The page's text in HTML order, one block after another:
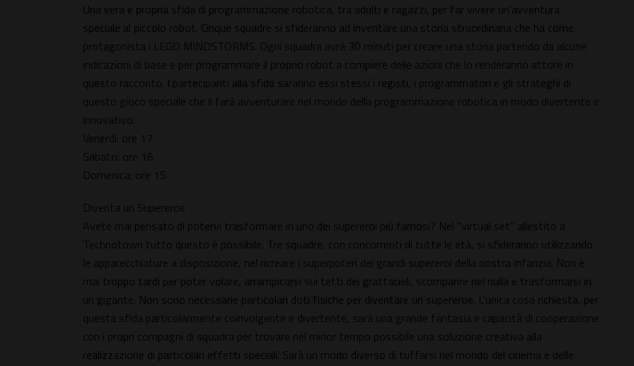
Una vera e propria sfida di programmazione robotica, tra adulti e ragazzi, per far vivere un'avventura
speciale al piccolo robot. Cinque squadre si sfideranno ad inventare una storia straordinaria che ha come
protagonista i LEGO MINDSTORMS. Ogni squadra avrà 30 minuti per creare una storia partendo da alcune
indicazioni di base e per programmare il proprio robot a compiere delle azioni che lo renderanno attore in
questo racconto. I partecipanti alla sfida saranno essi stessi i registi, i programmatori e gli strateghi di
questo gioco speciale che li farà avventurare nel mondo della programmazione robotica in modo divertente e
innovativo.
Venerdì: ore 17
Sabato: ore 16
Domenica: ore 15
Diventa un Supereroe
Avete mai pensato di potervi trasformare in uno dei supereroi più famosi? Nel "virtual set" allestito a
Technotown tutto questo è possibile. Tre squadre, con concorrenti di tutte le età, si sfideranno utilizzando
le apparecchiature a disposizione, nel ricreare i superpoteri dei grandi supereroi della nostra infanzia. Non è
mai troppo tardi per poter volare, arrampicarsi sui tetti dei grattacieli, scomparire nel nulla e trasformarsi in
un gigante. Non sono necessarie particolari doti fisiche per diventare un supereroe. L'unica cosa richiesta, per
questa sfida particolarmente coinvolgente e divertente, sarà una grande fantasia e capacità di cooperazione
con i propri compagni di squadra per trovare nel minor tempo possibile una soluzione creativa alla
realizzazione di particolari effetti speciali. Sarà un modo diverso di tuffarsi nel mondo del cinema e delle